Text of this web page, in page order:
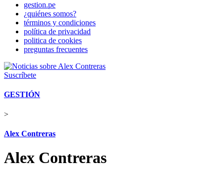
gestion.pe
¿quiénes somos?
términos y condiciones
política de privacidad
politica de cookies
preguntas frecuentes
Suscríbete
GESTIÓN
>
Alex Contreras
Alex Contreras